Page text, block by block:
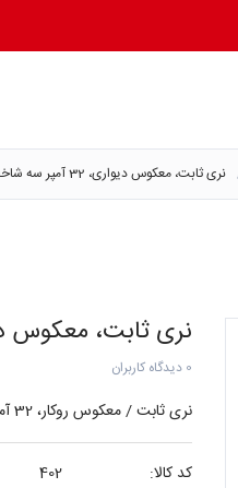
نری ثابت، معکوس دیواری، 32 آمپر سه شاخه، 402
نری ثابت، معکوس دیواری، 32 آمپر
0 دیدگاه کاربران
نری ثابت / معکوس روکار، 32 آمپر، تکفاز، سه شاخه، 230 ولت، IP44
کد کالا:
402